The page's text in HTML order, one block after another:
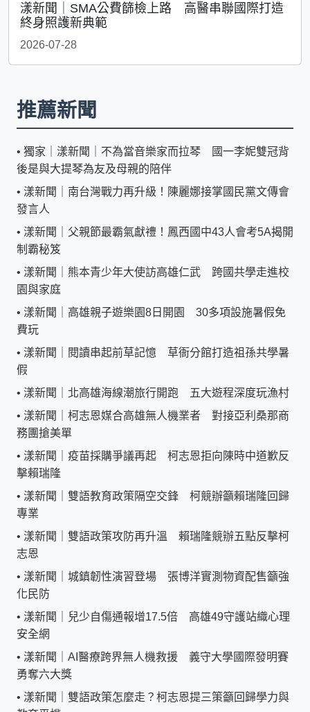
漾新聞｜SMA公費篩檢上路 高醫串聯國際打造
終身照護新典範
2026-07-28
推薦新聞
• 獨家｜漾新聞｜不為當音樂家而拉琴 國一李妮雙冠背
後是與大提琴為友及母親的陪伴
• 漾新聞｜南台灣戰力再升級！陳麗娜接掌國民黨文傳會
發言人
• 漾新聞｜父親節最霸氣獻禮！鳳西國中43人會考5A揭開
制霸秘笈
• 漾新聞｜熊本青少年大使訪高雄仁武 跨國共學走進校
園與家庭
• 漾新聞｜高雄親子遊樂園8日開園 30多項設施暑假免
費玩
• 漾新聞｜閱讀串起前草記憶 草衙分館打造祖孫共學暑
假
• 漾新聞｜北高雄海線潮旅行開跑 五大遊程深度玩漁村
• 漾新聞｜柯志恩媒合高雄無人機業者 對接亞利桑那商
務團搶美單
• 漾新聞｜疫苗採購爭議再起 柯志恩拒向陳時中道歉反
擊賴瑞隆
• 漾新聞｜雙語教育政策隔空交鋒 柯競辦籲賴瑞隆回歸
專業
• 漾新聞｜雙語政策攻防再升溫 賴瑞隆競辦五點反擊柯
志恩
• 漾新聞｜城鎮韌性演習登場 張博洋實測物資配售籲強
化民防
• 漾新聞｜兒少自傷通報增17.5倍 高雄49守護站織心理
安全網
• 漾新聞｜AI醫療跨界無人機救援 義守大學國際發明賽
勇奪六大獎
• 漾新聞｜雙語政策怎麼走？柯志恩提三策籲回歸學力與